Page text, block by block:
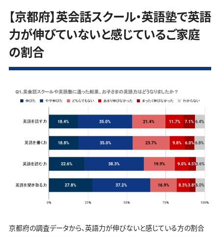
【京都府】英会話スクール・英語塾で英語
力が伸びていないと感じているご家庭
の割合
京都府の調査データから、英語力が伸びないと感じている方の割合